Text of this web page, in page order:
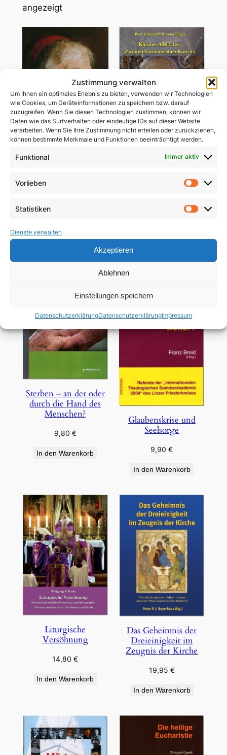
Zustimmung verwalten
Um Ihnen ein optimales Erlebnis zu bieten, verwenden wir Technologien
wie Cookies, um Geräteinformationen zu speichern bzw. darauf
zuzugreifen. Wenn Sie diesen Technologien zustimmen, können wir
Daten wie das Surfverhalten oder eindeutige IDs auf dieser Website
verarbeiten. Wenn Sie Ihre Zustimmung nicht erteilen oder zurückziehen,
können bestimmte Merkmale und Funktionen beeinträchtigt werden.
Funktional Immer aktiv
Vorlieben
Statistiken
Dienste verwalten
Akzeptieren
Ablehnen
Einstellungen speichern
DatenschutzerklärungDatenschutzerklärungImpressum
angezeigtNach
sortiert
John Henry Newman
Zweiten Vatikanischen
Sterben – an der oder
durch die Hand des
Menschen?
9,80 €
In den Warenkorb
Glaubenskrise und
Seelsorge
9,90€
In den Warenkorb
Liturgische
Versöhnung
14,80€
In den Warenkorb
Das Geheimnis der
Dreieinigkeit im
Zeugnis der Kirche
19,95 €
In den Warenkorb